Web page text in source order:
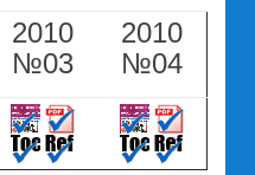
2010
№03
2010
№04